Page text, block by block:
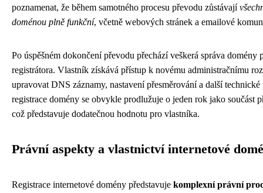
poznamenat, že během samotného procesu převodu zůstávají
doménou plně funkční, včetně webových stránek a emailové
Po úspěšném dokončení převodu přechází veškerá správa domény
registrátora. Vlastník získává přístup k novému administračnímu
upravovat DNS záznamy, nastavení přesměrování a další technické
registrace domény se obvykle prodlužuje o jeden rok jako součást
což představuje dodatečnou hodnotu pro vlastníka.
Právní aspekty a vlastnictví internetové
Registrace internetové domény představuje komplexní právní